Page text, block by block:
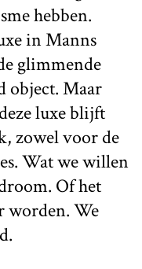
hebben.
in Manns
glimmende
object. Maar
luxe blijft
zowel voor de
Wat we willen
Of het
worden. We